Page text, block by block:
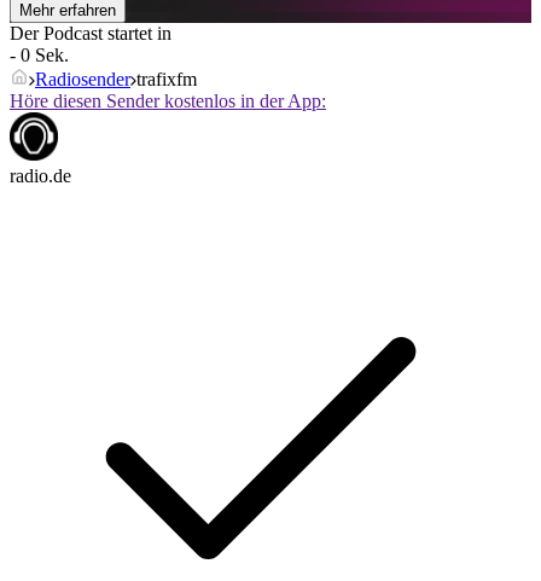
Mehr erfahren
Der Podcast startet in
- 0 Sek.
Radiosender trafixfm
Höre diesen Sender kostenlos in der App:
radio.de